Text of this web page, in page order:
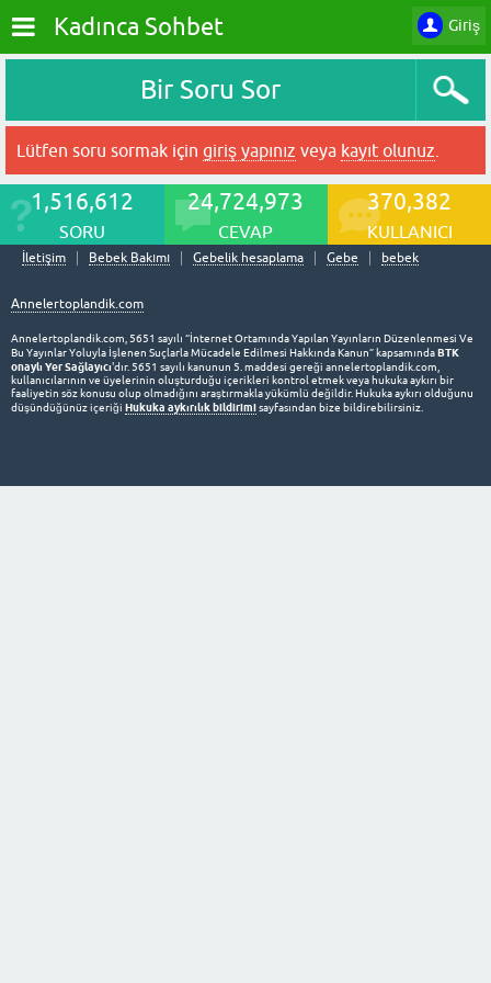
Giriş
Kadınca Sohbet
Bir Soru Sor
Lütfen soru sormak için giriş yapınız veya kayıt olunuz
1,516,612
SORU
24,724,973
CEVAP
370,382
KULLANICI
İletişim Bebek Bakımı Gebelik hesaplama Gebe bebek
Annelertoplandik.com
Annelertoplandik.com, 5651 sayılı “İnternet Ortamında Yapılan Yayınların Düzenlenmesi Ve
Bu Yayınlar Yoluyla İşlenen Suçlarla Mücadele Edilmesi Hakkında Kanun” kapsamındaBTK
onaylı Yer Sağlayıcı'dır. 5651 sayılı kanunun 5. maddesi gereği annelertoplandik.com,
kullanıcılarının ve üyelerinin oluşturduğu içerikleri kontrol etmek veya hukuka aykırı bir
faaliyetin söz konusu olup olmadığını araştırmakla yükümlü değildir. Hukuka aykırı olduğunu
düşündüğünüz içeriği Hukuka aykırılık bildirimisayfasından bize bildirebilirsiniz.